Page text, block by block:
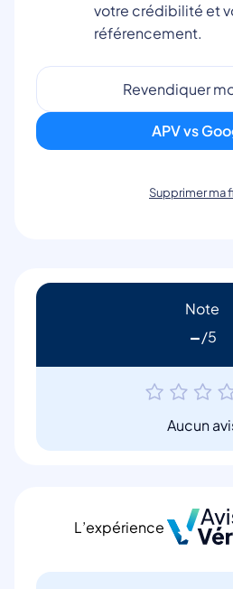
votre crédibilité et
référencement.
Revendiquer
APV vs
Supprimer ma
Note
-
Aucun
L’expérience